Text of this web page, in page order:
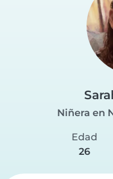
Niñera en
Edad
26